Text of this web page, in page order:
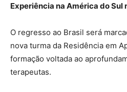
Experiência na América do Sul
O regresso ao Brasil será
nova turma da Residência em
formação voltada ao
terapeutas.